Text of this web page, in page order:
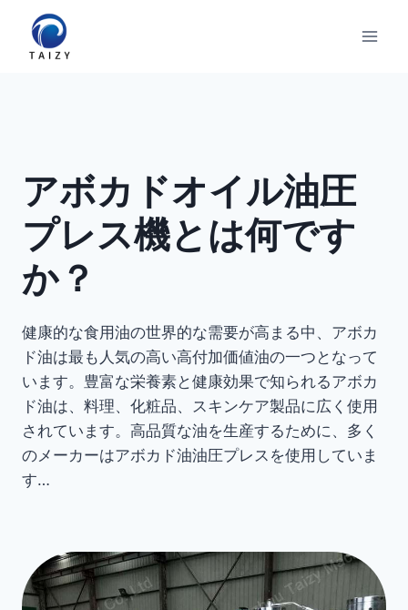
アボカドオイル油圧
プレス機とは何です
か？
健康的な食用油の世界的な需要が高まる中、アボカ
ド油は最も人気の高い高付加価値油の一つとなって
います。豊富な栄養素と健康効果で知られるアボカ
ド油は、料理、化粧品、スキンケア製品に広く使用
されています。高品質な油を生産するために、多く
のメーカーはアボカド油油圧プレスを使用していま
す…